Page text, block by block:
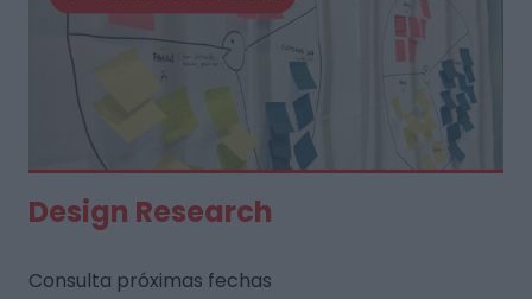
Design Research
Consulta próximas fechas